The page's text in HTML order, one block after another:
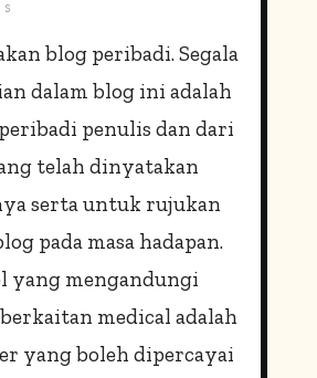
blog peribadi. Segala
dalam blog ini adalah
penulis dan dari
telah dinyatakan
serta untuk rujukan
pada masa hadapan.
yang mengandungi
medical adalah
yang boleh dipercayai